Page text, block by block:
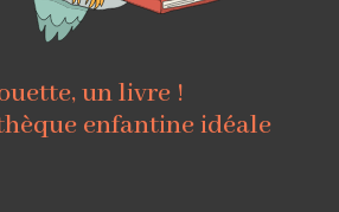
un livre !
enfantine idéale